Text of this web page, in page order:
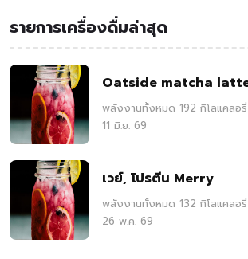
รายการเครื่องดื่มล่าสุด
Oatside matcha
พลังงานทั้งหมด 192 กิโลแคลอรี่
11 มิ.ย. 69
เวย์, โปรตีน Merry
พลังงานทั้งหมด 132 กิโลแคลอรี่
26 พ.ค. 69